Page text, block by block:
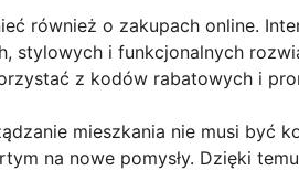
również o zakupach online.
stylowych i funkcjonalnych
z kodów rabatowych i
mieszkania nie musi być
na nowe pomysły. Dzięki